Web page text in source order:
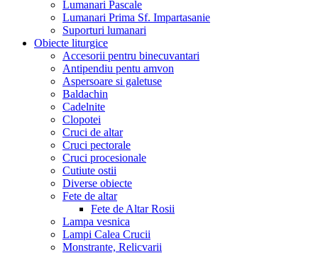
Lumanari Pascale
Lumanari Prima Sf. Impartasanie
Suporturi lumanari
Obiecte liturgice
Accesorii pentru binecuvantari
Antipendiu pentu amvon
Aspersoare si galetuse
Baldachin
Cadelnite
Clopotei
Cruci de altar
Cruci pectorale
Cruci procesionale
Cutiute ostii
Diverse obiecte
Fete de altar
Fete de Altar Rosii
Lampa vesnica
Lampi Calea Crucii
Monstrante, Relicvarii